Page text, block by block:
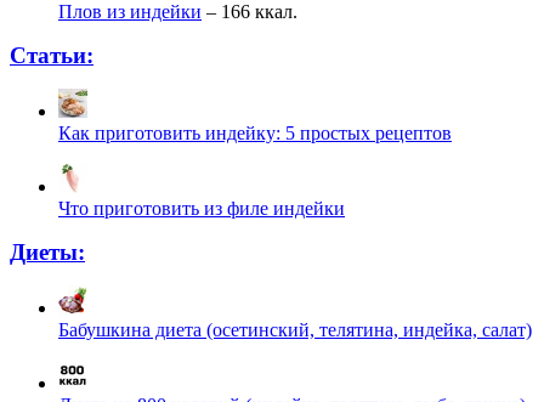
Плов из индейки – 166 ккал.
Статьи:
Как приготовить индейку: 5 простых рецептов
Что приготовить из филе индейки
Диеты:
Бабушкина диета (осетинский, телятина, индейка, салат)